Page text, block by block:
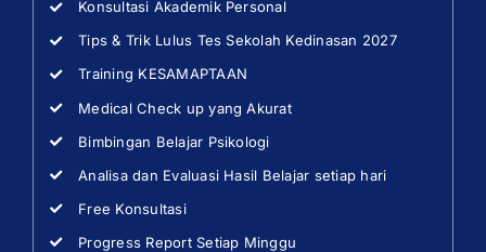
Konsultasi Akademik Personal
Tips & Trik Lulus Tes Sekolah Kedinasan 2027
Training KESAMAPTAAN
Medical Check up yang Akurat
Bimbingan Belajar Psikologi
Analisa dan Evaluasi Hasil Belajar setiap hari
Free Konsultasi
Progress Report Setiap Minggu